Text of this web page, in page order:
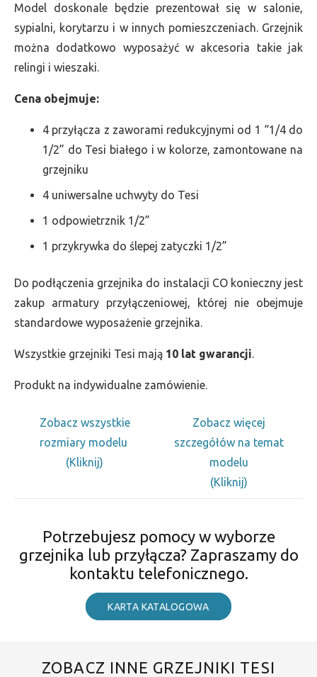
Model doskonale będzie prezentował się w salonie,
sypialni, korytarzu i w innych pomieszczeniach. Grzejnik
można dodatkowo wyposażyć w akcesoria takie jak
relingi i wieszaki.
Cena obejmuje:
4 przyłącza z zaworami redukcyjnymi od 1 “1/4 do
1/2” do Tesi białego i w kolorze, zamontowane na
grzejniku
4 uniwersalne uchwyty do Tesi
1 odpowietrznik 1/2”
1 przykrywka do ślepej zatyczki 1/2”
Do podłączenia grzejnika do instalacji CO konieczny jest
zakup armatury przyłączeniowej, której nie obejmuje
standardowe wyposażenie grzejnika.
Wszystkie grzejniki Tesi mają 10 lat gwarancji.
Produkt na indywidualne zamówienie.
Zobacz wszystkie
rozmiary modelu
(Kliknij)
Zobacz więcej
szczegółów na temat
modelu
(Kliknij)
Potrzebujesz pomocy w wyborze
grzejnika lub przyłącza? Zapraszamy do
kontaktu telefonicznego.
KARTA KATALOGOWA
ZOBACZ INNE GRZEJNIKI TESI